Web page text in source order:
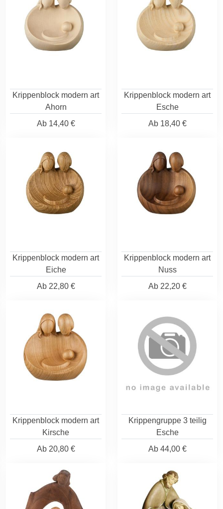
Krippenblock modern art
Ahorn
Ab14,40 €
Krippenblock modern art
Esche
Ab18,40 €
Krippenblock modern art
Eiche
Ab22,80 €
Krippenblock modern art
Nuss
Ab22,20 €
Krippenblock modern art
Kirsche
Ab20,80 €
Krippengruppe 3 teilig
Esche
Ab44,00 €